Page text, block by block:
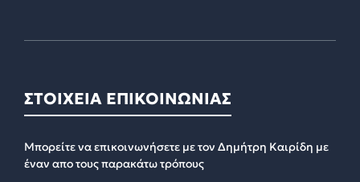
ΣΤΟΙΧΕΙΑ ΕΠΙΚΟΙΝΩΝΙΑΣ
Μπορείτε να επικοινωνήσετε με τον Δημήτρη Καιρίδη με
έναν απο τους παρακάτω τρόπους